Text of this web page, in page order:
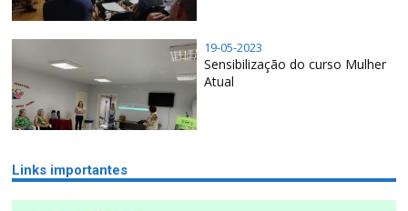
19-05-2023
Sensibilização do curso Mulher
Atual
Links importantes